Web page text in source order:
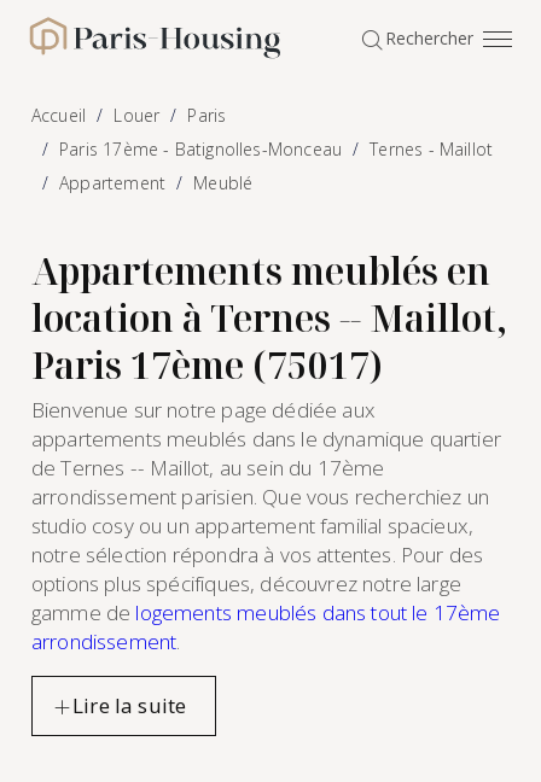
Paris-Housing - Accueil Rechercher
Accueil Louer
Paris
Paris 17ème - Batignolles-Monceau
Ternes - Maillot
Appartement
Meublé
Appartements meublés en
location à Ternes -- Maillot,
Paris 17ème (75017)
Bienvenue sur notre page dédiée aux
appartements meublés dans le dynamique quartier
de Ternes -- Maillot, au sein du 17ème
arrondissement parisien. Que vous recherchiez un
studio cosy ou un appartement familial spacieux,
notre sélection répondra à vos attentes. Pour des
options plus spécifiques, découvrez notre large
gamme de logements meublés dans tout le 17ème
arrondissement.
Panneau de gestion des cookies